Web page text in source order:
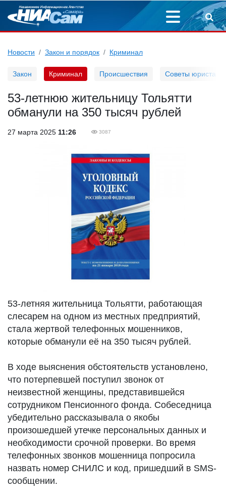
Новости Закон и порядок Криминал
Закон Криминал Происшествия Советы юриста
53-летнюю жительницу Тольятти
обманули на 350 тысяч рублей
27 марта 2025 11:26 3087
53-летняя жительница Тольятти, работающая
слесарем на одном из местных предприятий,
стала жертвой телефонных мошенников,
которые обманули её на 350 тысяч рублей.
В ходе выяснения обстоятельств установлено,
что потерпевшей поступил звонок от
неизвестной женщины, представившейся
сотрудником Пенсионного фонда. Собеседница
убедительно рассказывала о якобы
произошедшей утечке персональных данных и
необходимости срочной проверки. Во время
телефонных звонков мошенница попросила
назвать номер СНИЛС и код, пришедший в SMS-
сообщении.